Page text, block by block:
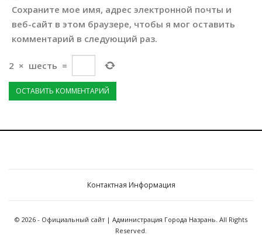
Сохраните мое имя, адрес электронной почты и
веб-сайт в этом браузере, чтобы я мог оставить
комментарий в следующий раз.
2 × шесть =
Контактная Информация
© 2026 - Официальный сайт | Администрация Города Назрань. All Rights
Reserved.